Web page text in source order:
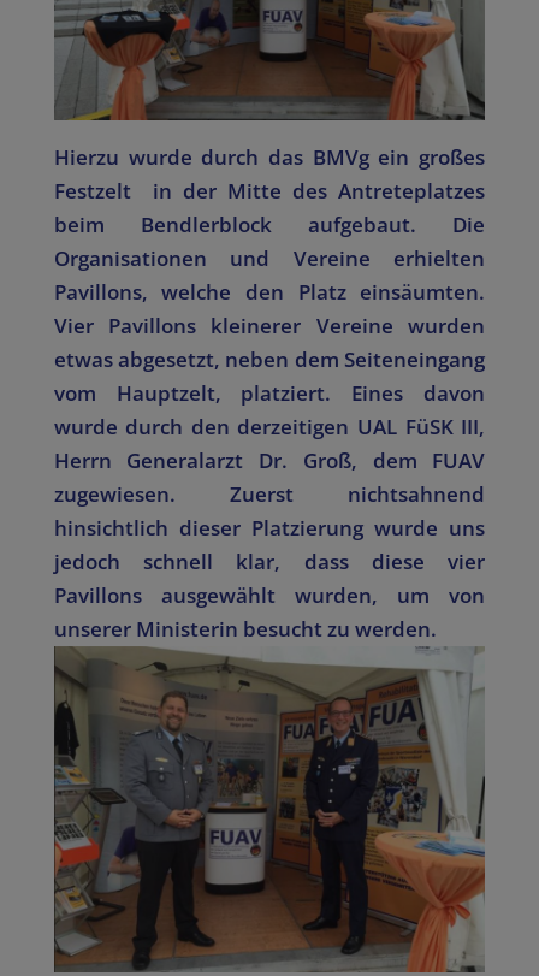
Hierzu wurde durch das BMVg ein großes
Festzelt in der Mitte des Antreteplatzes
beim Bendlerblock aufgebaut. Die
Organisationen und Vereine erhielten
Pavillons, welche den Platz einsäumten.
Vier Pavillons kleinerer Vereine wurden
etwas abgesetzt, neben dem Seiteneingang
vom Hauptzelt, platziert. Eines davon
wurde durch den derzeitigen UAL FüSK III,
Herrn Generalarzt Dr. Groß, dem FUAV
zugewiesen. Zuerst nichtsahnend
hinsichtlich dieser Platzierung wurde uns
jedoch schnell klar, dass diese vier
Pavillons ausgewählt wurden, um von
unserer Ministerin besucht zu werden.